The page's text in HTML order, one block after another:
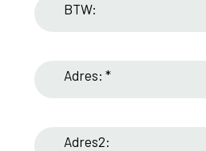
BTW:
Adres: *
Adres2: